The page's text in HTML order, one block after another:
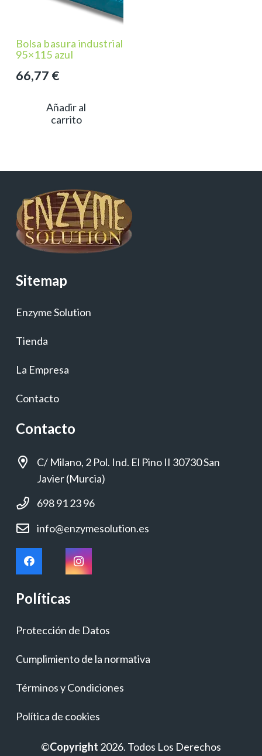
Bolsa basura industrial
95×115 azul
66,77 €
Añadir al
carrito
Sitemap
Enzyme Solution
Tienda
La Empresa
Contacto
Contacto
C/ Milano, 2 Pol. Ind. El Pino II 30730 San
Javier (Murcia)
698 91 23 96
info@enzymesolution.es
Políticas
Protección de Datos
Cumplimiento de la normativa
Términos y Condiciones
Política de cookies
©Copyright 2026. Todos Los Derechos